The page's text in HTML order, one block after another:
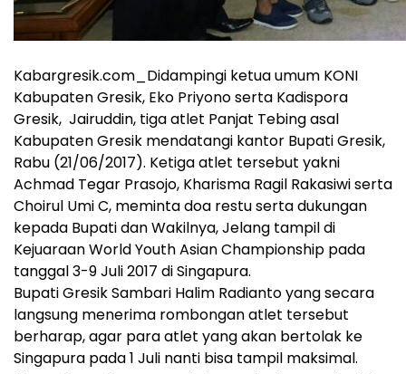
​Kabargresik.com_Didampingi ketua umum KONI
Kabupaten Gresik, Eko Priyono serta Kadispora
Gresik, Jairuddin, tiga atlet Panjat Tebing asal
Kabupaten Gresik mendatangi kantor Bupati Gresik,
Rabu (21/06/2017). Ketiga atlet tersebut yakni
Achmad Tegar Prasojo, Kharisma Ragil Rakasiwi serta
Choirul Umi C, meminta doa restu serta dukungan
kepada Bupati dan Wakilnya, Jelang tampil di
Kejuaraan World Youth Asian Championship pada
tanggal 3-9 Juli 2017 di Singapura.
Bupati Gresik Sambari Halim Radianto yang secara
langsung menerima rombongan atlet tersebut
berharap, agar para atlet yang akan bertolak ke
Singapura pada 1 Juli nanti bisa tampil maksimal.